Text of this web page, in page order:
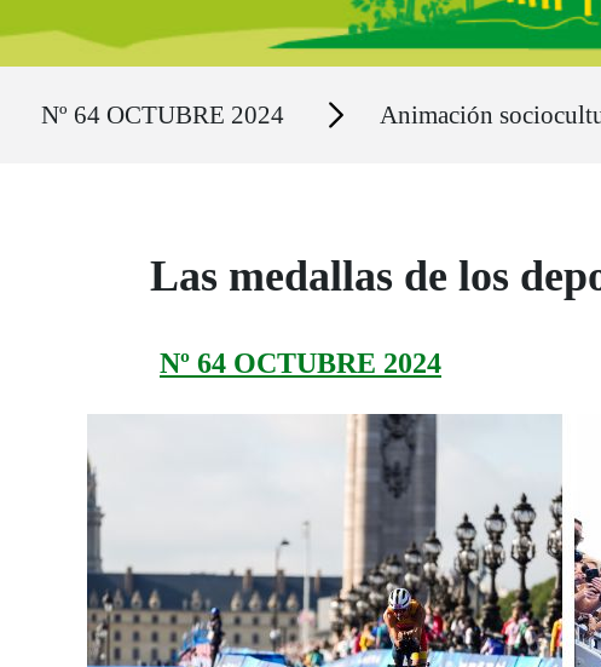
Nº 64 OCTUBRE 2024 Secciones Animación
Las medallas de los
Nº 64 OCTUBRE 2024